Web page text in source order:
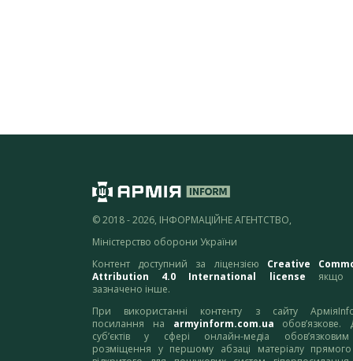
© 2018 - 2026, ІНФОРМАЦІЙНЕ АГЕНТСТВО,
Міністерство оборони України
Контент доступний за ліцензією Creative
Attribution 4.0 International license якщо
зазначено інше.
При використанні контенту з сайту
посилання на armyinform.com.ua обов’язкове.
суб’єктів у сфері онлайн-медіа
розміщення у першому абзаці матеріалу